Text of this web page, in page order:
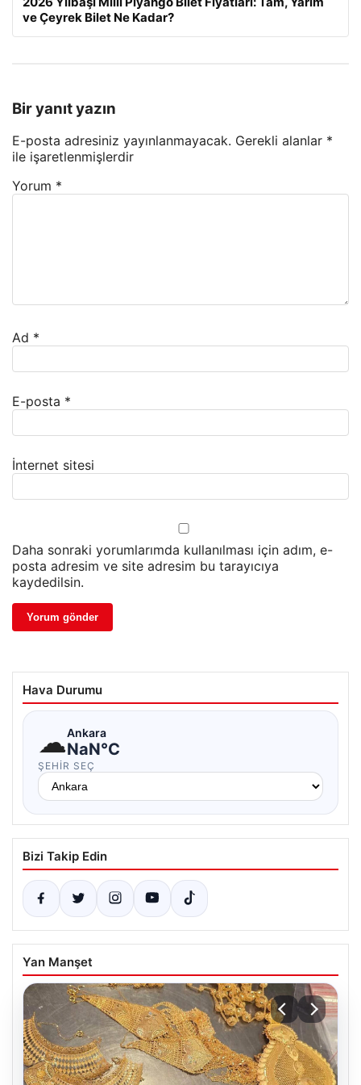
ve Çeyrek Bilet Ne Kadar?
Bir yanıt yazın
E-posta adresiniz yayınlanmayacak. Gerekli alanlar *
ile işaretlenmişlerdir
Yorum *
Ad *
E-posta *
İnternet sitesi
Daha sonraki yorumlarımda kullanılması için adım, e-
posta adresim ve site adresim bu tarayıcıya
kaydedilsin.
Hava Durumu
☁Ankara
NaN°C
ŞEHIR SEÇ
Bizi Takip Edin
Yan Manşet